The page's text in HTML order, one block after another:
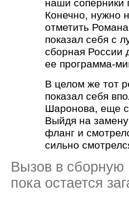
наши соперники
Конечно, нужно
отметить
показал себя с
сборная России
ее программа-
В целом же тот
показал себя
Шаронова, еще
Выйдя на
фланг и
сильно
Вызов в
пока остается